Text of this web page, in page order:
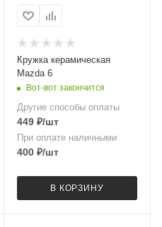
Кружка керамическая
Mazda 6
Вот-вот закончится
Другие способы оплаты
449₽/шт
При оплате наличными
400₽/шт
В КОРЗИНУ